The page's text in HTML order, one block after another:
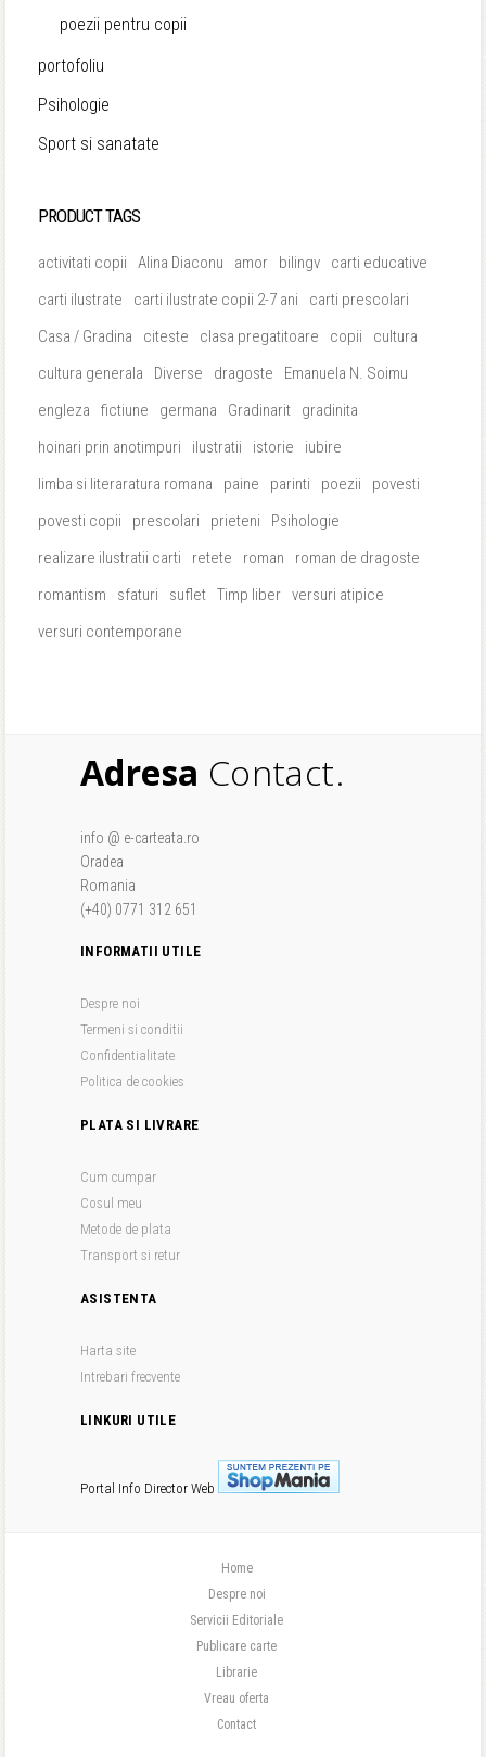
poezii pentru copii
portofoliu
Psihologie
Sport si sanatate
PRODUCT TAGS
activitati copii Alina Diaconu amor bilingv
carti educative
carti ilustrate
carti ilustrate copii 2-7 ani
carti prescolari
Casa / Gradina
citeste clasa pregatitoare copii
cultura
cultura generala
Diverse dragoste
Emanuela N. Soimu
engleza
fictiune germana Gradinarit
gradinita
hoinari prin anotimpuri
ilustratii istorie
iubire
limba si literaratura romana
paine parinti poezii
povesti
povesti copii
prescolari prieteni
Psihologie
realizare ilustratii carti
retete roman
roman de dragoste
romantism
sfaturi suflet Timp liber versuri atipice
versuri contemporane
Adresa Contact.
info @ e-carteata.ro
Oradea
Romania
(+40) 0771 312 651
INFORMATII UTILE
Despre noi
Termeni si conditii
Confidentialitate
Politica de cookies
PLATA SI LIVRARE
Cum cumpar
Cosul meu
Metode de plata
Transport si retur
ASISTENTA
Harta site
Intrebari frecvente
LINKURI UTILE
Portal Info Director Web
Home
Despre noi
Servicii Editoriale
Publicare carte
Librarie
Vreau oferta
Contact